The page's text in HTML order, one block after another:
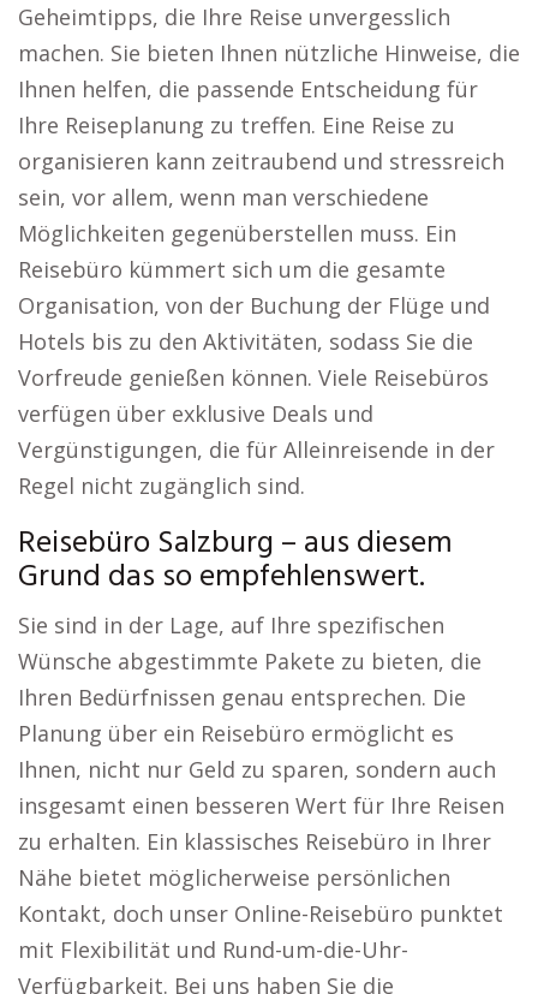
Geheimtipps, die Ihre Reise unvergesslich
machen. Sie bieten Ihnen nützliche Hinweise, die
Ihnen helfen, die passende Entscheidung für
Ihre Reiseplanung zu treffen. Eine Reise zu
organisieren kann zeitraubend und stressreich
sein, vor allem, wenn man verschiedene
Möglichkeiten gegenüberstellen muss. Ein
Reisebüro kümmert sich um die gesamte
Organisation, von der Buchung der Flüge und
Hotels bis zu den Aktivitäten, sodass Sie die
Vorfreude genießen können. Viele Reisebüros
verfügen über exklusive Deals und
Vergünstigungen, die für Alleinreisende in der
Regel nicht zugänglich sind.
Reisebüro Salzburg – aus diesem
Grund das so empfehlenswert.
Sie sind in der Lage, auf Ihre spezifischen
Wünsche abgestimmte Pakete zu bieten, die
Ihren Bedürfnissen genau entsprechen. Die
Planung über ein Reisebüro ermöglicht es
Ihnen, nicht nur Geld zu sparen, sondern auch
insgesamt einen besseren Wert für Ihre Reisen
zu erhalten. Ein klassisches Reisebüro in Ihrer
Nähe bietet möglicherweise persönlichen
Kontakt, doch unser Online-Reisebüro punktet
mit Flexibilität und Rund-um-die-Uhr-
Verfügbarkeit. Bei uns haben Sie die